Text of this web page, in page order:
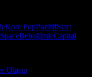
Kore PopPozitifStart
BebeğimleCapital
Ulaşın